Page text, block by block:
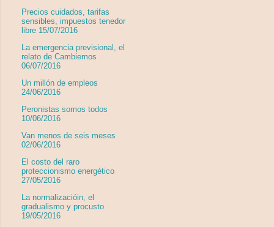
Precios cuidados, tarifas
sensibles, impuestos tenedor
libre 15/07/2016
La emergencia previsional, el
relato de Cambiemos
06/07/2016
Un millón de empleos
24/06/2016
Peronistas somos todos
10/06/2016
Van menos de seis meses
02/06/2016
El costo del raro
proteccionismo energético
27/05/2016
La normalizacióin, el
gradualismo y procusto
19/05/2016